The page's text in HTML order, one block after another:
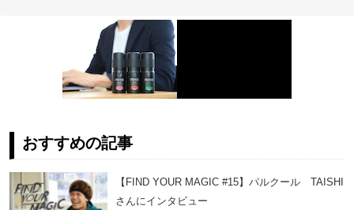
おすすめの記事
【FIND YOUR MAGIC #15】パルクール TAISHI
さんにインタビュー